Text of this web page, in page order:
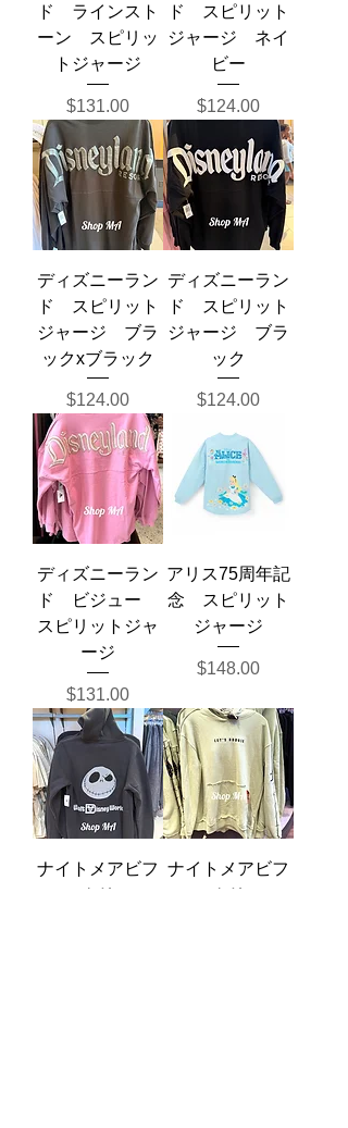
ド ラインスト
ーン スピリッ
トジャージ
価格
$131.00
ド スピリット
ジャージ ネイ
ビー
価格
$124.00
ディズニーラン
ド スピリット
ジャージ ブラ
ックxブラック
価格
$124.00
ディズニーラン
ド スピリット
ジャージ ブラ
ック
価格
$124.00
ディズニーラン
ド ビジュー
スピリットジャ
ージ
価格
$131.00
アリス75周年記
念 スピリット
ジャージ
価格
$148.00
ナイトメアビフ
ォアクリスマ
ナイトメアビフ
ォアクリスマ